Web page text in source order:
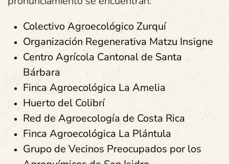
Colectivo Agroecológico Zurquí
Organización Regenerativa Matzu Insigne
Centro Agrícola Cantonal de Santa
Bárbara
Finca Agroecológica La Amelia
Huerto del Colibrí
Red de Agroecología de Costa Rica
Finca Agroecológica La Plántula
Grupo de Vecinos Preocupados por los